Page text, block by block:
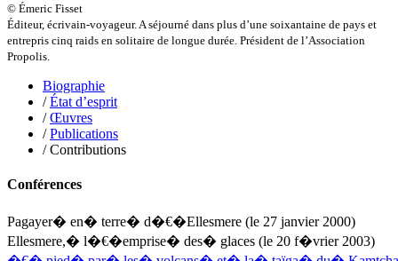
Lelièvre Olivier
Lemire Olivier
Lemonnier Philippe
Lodoidamba Chadraabalyn
Loireau Alexis
Loquet Denis
Lutz Philippe
Luzzatto-Béjanin Béatrice
Marthaler Claude
Mathieu Sandra
Miollis Bertrand de
Mittelette Eddie
© Émeric Fisset
Éditeur, écrivain-voyageur. A séjourné dans plus d’une soixantaine de pays et
entrepris cinq raids en solitaire de longue durée. Président de l’Association
Propolis.
Biographie
/État d’esprit
/Œuvres
/Publications
/ Contributions
Conférences
Pagayer� en� terre� d�€�Ellesmere (le 27 janvier 2000)
Ellesmere,� l�€�emprise� des� glaces (le 20 f�vrier 2003)